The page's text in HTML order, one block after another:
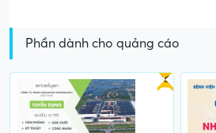
Phần dành cho quảng cáo
Gấp